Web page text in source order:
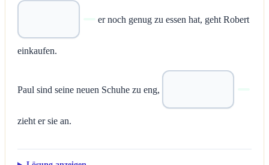
er noch genug zu essen hat, geht Robert
einkaufen.
Paul sind seine neuen Schuhe zu eng,
zieht er sie an.